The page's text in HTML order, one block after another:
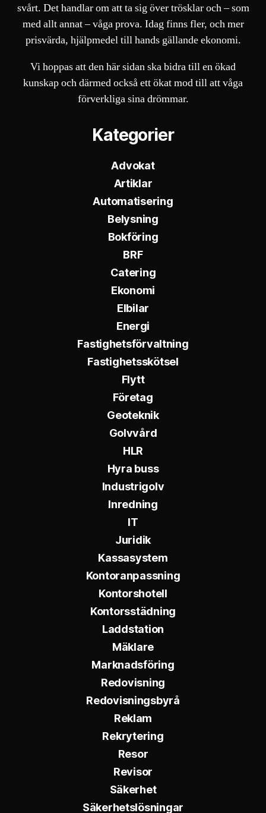
svårt. Det handlar om att ta sig över trösklar och – som
med allt annat – våga prova. Idag finns fler, och mer
prisvärda, hjälpmedel till hands gällande ekonomi.
Vi hoppas att den här sidan ska bidra till en ökad
kunskap och därmed också ett ökat mod till att våga
förverkliga sina drömmar.
Kategorier
Advokat
Artiklar
Automatisering
Belysning
Bokföring
BRF
Catering
Ekonomi
Elbilar
Energi
Fastighetsförvaltning
Fastighetsskötsel
Flytt
Företag
Geoteknik
Golvvård
HLR
Hyra buss
Industrigolv
Inredning
IT
Juridik
Kassasystem
Kontoranpassning
Kontorshotell
Kontorsstädning
Laddstation
Mäklare
Marknadsföring
Redovisning
Redovisningsbyrå
Reklam
Rekrytering
Resor
Revisor
Säkerhet
Säkerhetslösningar